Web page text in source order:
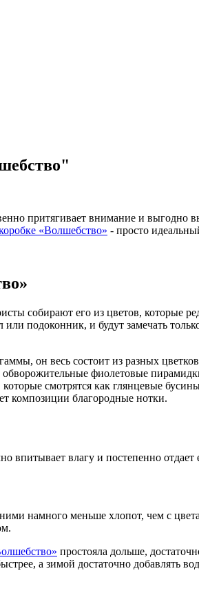
притягивает внимание и выгодно
«Волшебство» - просто
собирают его из цветов, которые
подоконник, и будут замечать
он весь состоит из разных
фиолетовые
смотрятся как глянцевые
композиции благородные нотки.
влагу и постепенно
намного меньше хлопот, чем с
простояла дольше,
а зимой достаточно добавлять